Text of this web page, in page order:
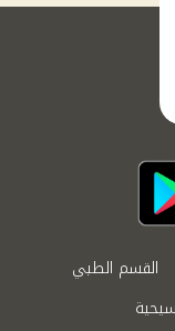
القسم الطبي